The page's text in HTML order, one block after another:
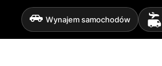
Wynajem samochodów